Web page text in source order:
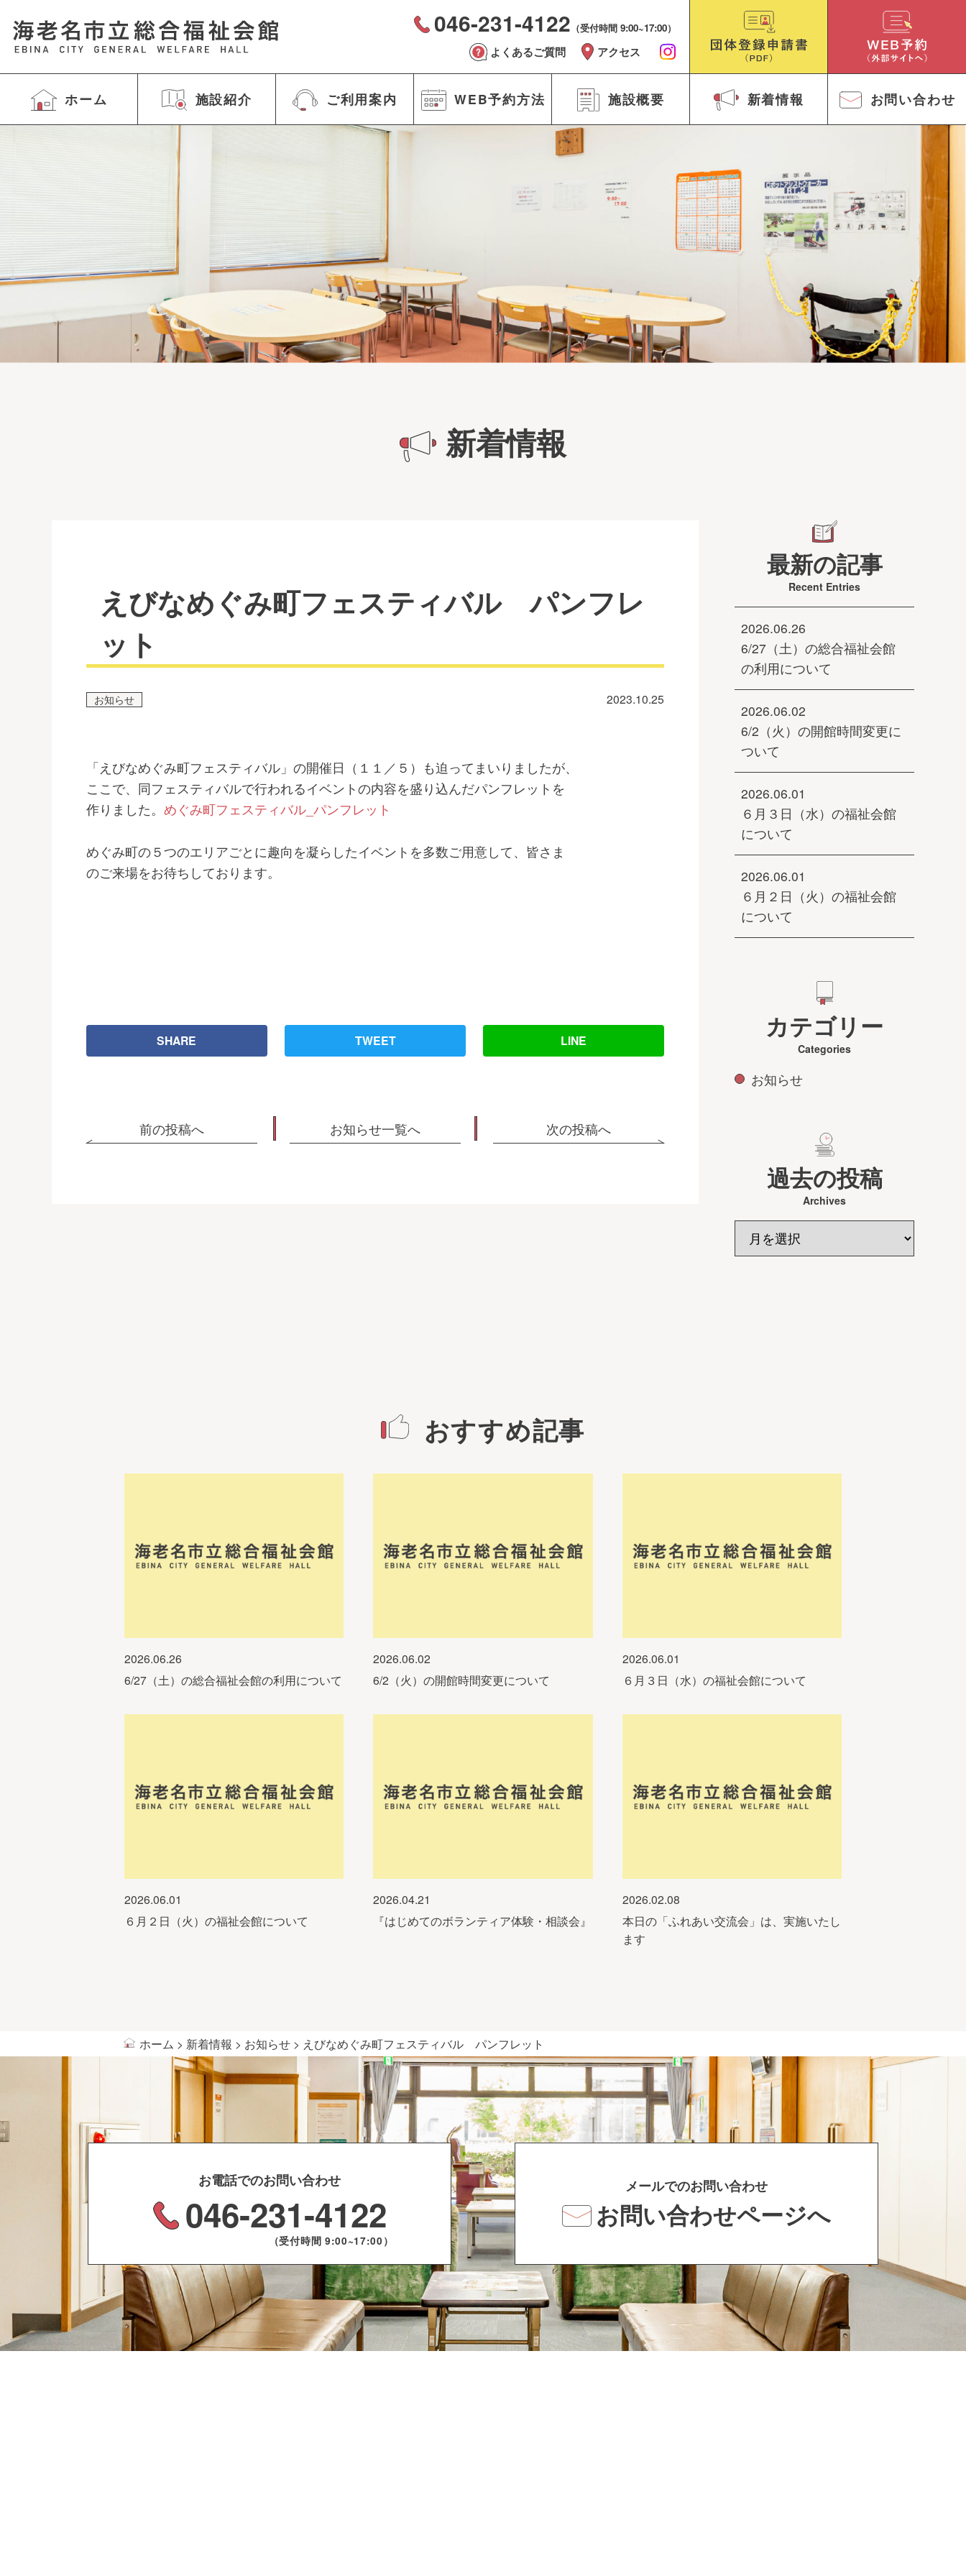
046-231-4122 （受付時間 9:00~17:00）
よくあるご質問 アクセス
ホーム 施設紹介 ご利用案内 WEB予約方法 施設概要 新着情報 お問い合わせ
新着情報
えびなめぐみ町フェスティバル パンフレ
ット
お知らせ 2023.10.25
「えびなめぐみ町フェスティバル」の開催日（１１／５）も迫ってまいりましたが、
ここで、同フェスティバルで行われるイベントの内容を盛り込んだパンフレットを
作りました。 めぐみ町フェスティバル_パンフレット
めぐみ町の５つのエリアごとに趣向を凝らしたイベントを多数ご用意して、皆さま
のご来場をお待ちしております。
SHARE TWEET LINE
前の投稿へ お知らせ一覧へ 次の投稿へ
最新の記事
Recent Entries
2026.06.26
6/27（土）の総合福祉会館
の利用について
2026.06.02
6/2（火）の開館時間変更に
ついて
2026.06.01
６月３日（水）の福祉会館
について
2026.06.01
６月２日（火）の福祉会館
について
カテゴリー
Categories
お知らせ
過去の投稿
Archives
おすすめ記事
2026.06.26
6/27（土）の総合福祉会館の利用について
2026.06.02
6/2（火）の開館時間変更について
2026.06.01
６月３日（水）の福祉会館について
2026.06.01
６月２日（火）の福祉会館について
2026.04.21
『はじめてのボランティア体験・相談会』
2026.02.08
本日の「ふれあい交流会」は、実施いたし
ます
ホーム > 新着情報 > お知らせ > えびなめぐみ町フェスティバル パンフレット
お電話でのお問い合わせ
046-231-4122
（受付時間 9:00~17:00）
メールでのお問い合わせ
お問い合わせページへ